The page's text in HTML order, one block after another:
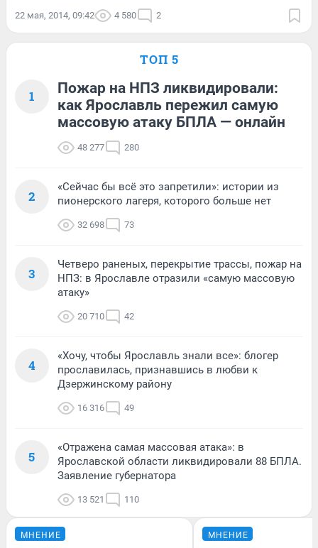
22 мая, 2014, 09:42 4 580 2
ТОП 5
1
Пожар на НПЗ ликвидировали:
как Ярославль пережил самую
массовую атаку БПЛА — онлайн
48 277 280
2
«Сейчас бы всё это запретили»: истории из
пионерского лагеря, которого больше нет
32 698 73
3
Четверо раненых, перекрытие трассы, пожар на
НПЗ: в Ярославле отразили «самую массовую
атаку»
20 710 42
4
«Хочу, чтобы Ярославль знали все»: блогер
прославилась, признавшись в любви к
Дзержинскому району
16 316 49
5
«Отражена самая массовая атака»: в
Ярославской области ликвидировали 88 БПЛА.
Заявление губернатора
13 521 110
МНЕНИЕ МНЕНИЕ